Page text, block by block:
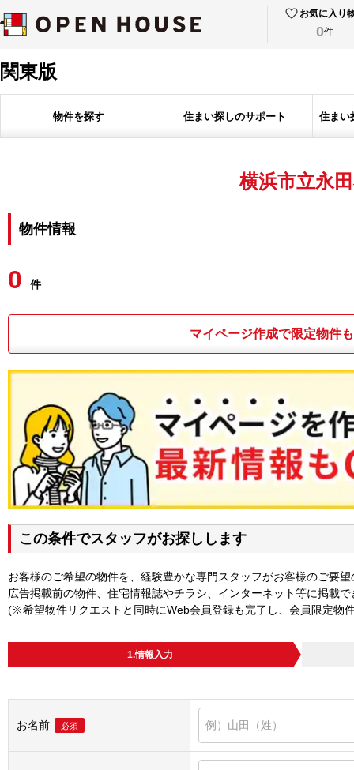
お気に入り
0件
関東版
物件を探す 住まい探しのサポート 住まい
横浜市立永
物件情報
0 件
マイページ作成で限定物件
この条件でスタッフがお探しします
お客様のご希望の物件を、経験豊かな専門スタッフがお客様のご要望
広告掲載前の物件、住宅情報誌やチラシ、インターネット等に掲載
(※希望物件リクエストと同時にWeb会員登録も完了し、会員限定物
1.情報入力
お名前 必須